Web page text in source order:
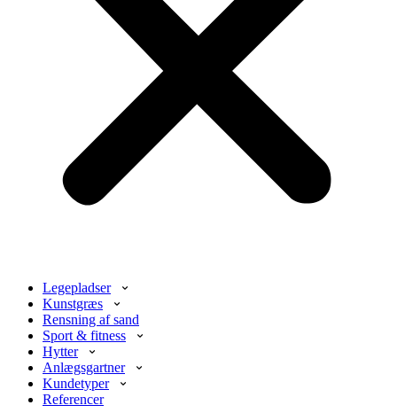
Legepladser
Kunstgræs
Rensning af sand
Sport & fitness
Hytter
Anlægsgartner
Kundetyper
Referencer